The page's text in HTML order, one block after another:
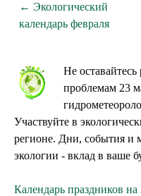
← Экологический
календарь февраля
Не
проблемам 23
Участвуйте в
регионе. Дни, события и
экологии - вклад в ваше
Календарь праздников